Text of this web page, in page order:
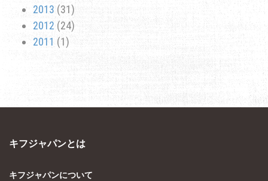
2013 (31)
2012 (24)
2011 (1)
キフジャパンとは
キフジャパンについて